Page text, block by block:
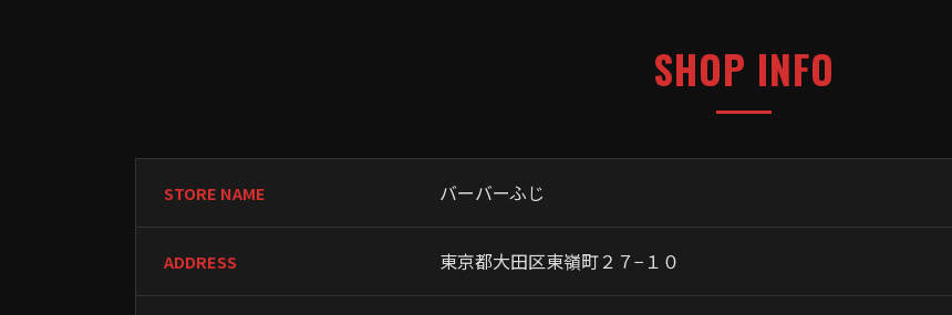
SHOP INFO
STORE NAME バーバーふじ
ADDRESS 東京都大田区東嶺町２７−１０